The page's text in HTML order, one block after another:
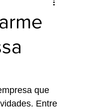
que
Entre